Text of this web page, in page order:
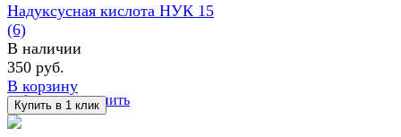
избранное сравнить
Надуксусная кислота НУК 15
(6)
В наличии
350 руб.
В корзину